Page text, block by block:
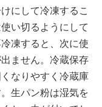
にして冷凍するこ
い切るようにして
凍すると、次に使
ません。冷蔵保存
なりやすく冷蔵庫
生パン粉は湿気を